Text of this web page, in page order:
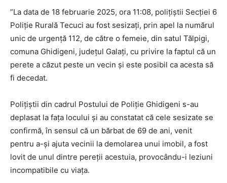
”La data de 18 februarie 2025, ora 11:08, polițiștii Secției 6
Poliție Rurală Tecuci au fost sesizați, prin apel la numărul
unic de urgență 112, de către o femeie, din satul Tălpigi,
comuna Ghidigeni, județul Galați, cu privire la faptul că un
perete a căzut peste un vecin și este posibil ca acesta să
fi decedat.
Polițiștii din cadrul Postului de Poliție Ghidigeni s-au
deplasat la fața locului și au constatat că cele sesizate se
confirmă, în sensul că un bărbat de 69 de ani, venit
pentru a-și ajuta vecinii la demolarea unui imobil, a fost
lovit de unul dintre pereții acestuia, provocându-i leziuni
incompatibile cu viața.